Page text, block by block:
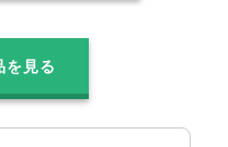
を見る